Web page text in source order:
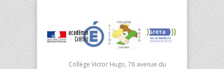
Collège Victor Hugo, 78 avenue du